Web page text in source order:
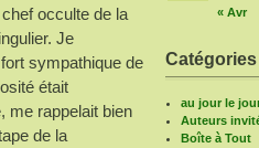
occulte de la
Je
sympathique de
était
me rappelait bien
de la
« Avr
Catégories
au jour le
Auteurs
Boîte à Tout